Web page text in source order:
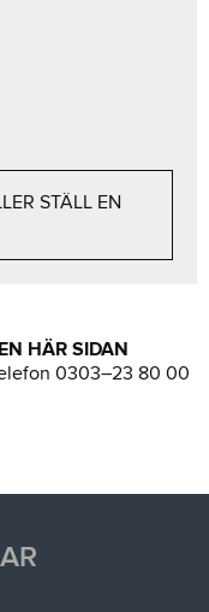
STÄLL EN
HÄR SIDAN
0303–23 80 00